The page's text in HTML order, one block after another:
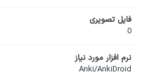
فایل تصویری
0
نرم افزار مورد نیاز
Anki/AnkiDroid